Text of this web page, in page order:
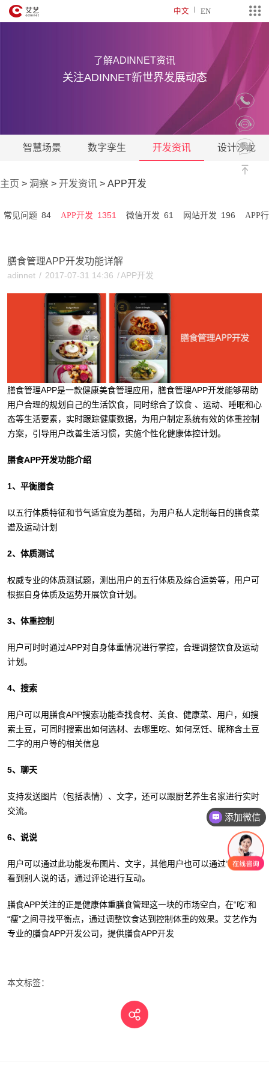
中文 EN
了解ADINNET资讯
关注ADINNET新世界发展动态
智慧场景 数字孪生 开发资讯 设计沙龙
主页 > 洞察 > 开发资讯 > APP开发
常见问题 84 APP开发 1351 微信开发 61 网站开发 196 APP
膳食管理APP开发功能详解
adinnet / 2017-07-31 14:36 /APP开发
膳食管理APP是一款健康美食管理应用，膳食管理APP开发能够帮助
用户合理的规划自己的生活饮食，同时综合了饮食 、运动、睡眠和心
态等生活要素，实时跟踪健康数据，为用户制定系统有效的体重控制
方案，引导用户改善生活习惯，实施个性化健康体控计划。
膳食APP开发功能介绍
1、平衡膳食
以五行体质特征和节气适宜度为基础，为用户私人定制每日的膳食菜
谱及运动计划
2、体质测试
权威专业的体质测试题，测出用户的五行体质及综合运势等，用户可
根据自身体质及运势开展饮食计划。
3、体重控制
用户可时时通过APP对自身体重情况进行掌控，合理调整饮食及运动
计划。
4、搜索
用户可以用膳食APP搜索功能查找食材、美食、健康菜、用户，如搜
索土豆，可同时搜索出如何选材、去哪里吃、如何烹饪、昵称含土豆
二字的用户等的相关信息
5、聊天
支持发送图片（包括表情）、文字，还可以跟厨艺养生名家进行实时
交流。
6、说说
用户可以通过此功能发布图片、文字，其他用户也可以通过“说说”查
看到别人说的话，通过评论进行互动。
膳食APP关注的正是健康体重膳食管理这一块的市场空白，在“吃”和
“瘦”之间寻找平衡点，通过调整饮食达到控制体重的效果。艾艺作为
专业的膳食APP开发公司，提供膳食APP开发
本文标签：
添加微信